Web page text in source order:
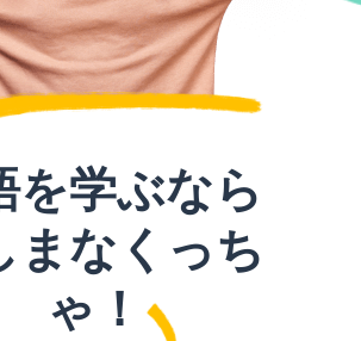
を学ぶなら
まなくっち
ゃ！